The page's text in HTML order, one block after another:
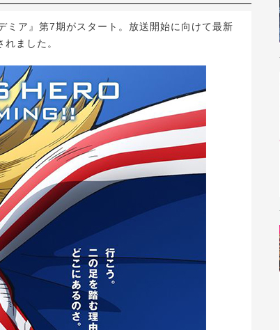
ア』第7期がスタート。放送開始に向けて最新
ました。